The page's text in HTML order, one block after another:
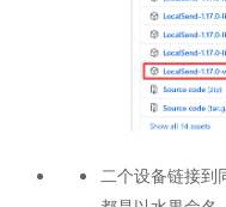
二个设备链接到